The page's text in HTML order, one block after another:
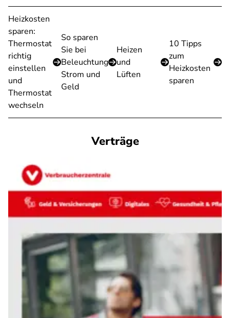
Heizkosten
sparen:
Thermostat
richtig
einstellen
und
Thermostat
wechseln
So sparen
Sie bei
Beleuchtung
Strom und
Geld
Heizen
und
Lüften
10 Tipps
zum
Heizkosten
sparen
Verträge